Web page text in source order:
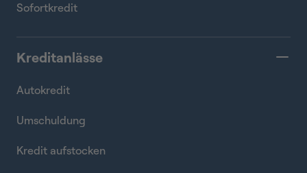
Sofortkredit
Kreditanlässe
Autokredit
Umschuldung
Kredit aufstocken